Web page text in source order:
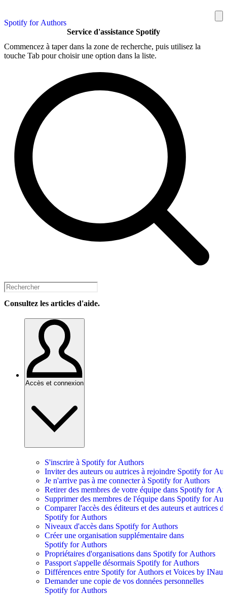
Spotify for Authors
Service d'assistance Spotify
Commencez à taper dans la zone de recherche, puis utilisez la
touche Tab pour choisir une option dans la liste.
Consultez les articles d'aide.
Accès et connexion
S'inscrire à Spotify for Authors
Inviter des auteurs ou autrices à rejoindre Spotify for
Je n'arrive pas à me connecter à Spotify for Authors
Retirer des membres de votre équipe dans Spotify for
Supprimer des membres de l'équipe dans Spotify for
Comparer l'accès des éditeurs et des auteurs et autrices
Spotify for Authors
Niveaux d'accès dans Spotify for Authors
Créer une organisation supplémentaire dans
Spotify for Authors
Propriétaires d'organisations dans Spotify for Authors
Passport s'appelle désormais Spotify for Authors
Différences entre Spotify for Authors et Voices by
Demander une copie de vos données personnelles
Spotify for Authors